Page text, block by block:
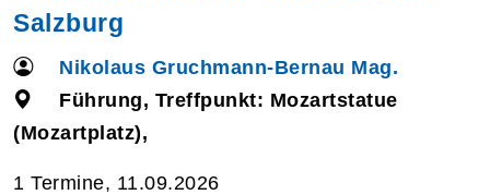
Salzburg
Nikolaus Gruchmann-Bernau Mag.
Führung, Treffpunkt: Mozartstatue
(Mozartplatz),
1 Termine, 11.09.2026